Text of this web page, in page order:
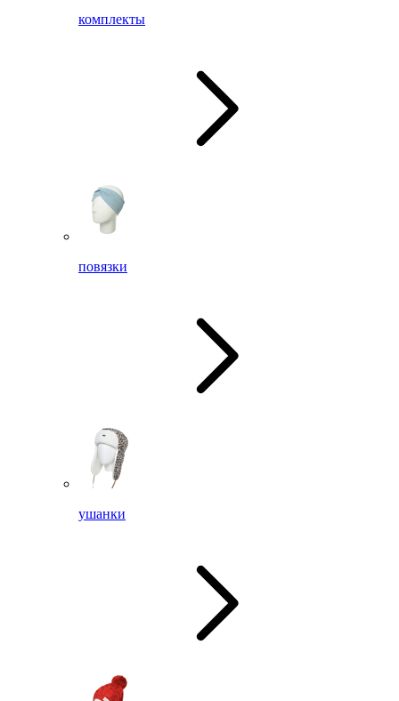
комплекты
повязки
ушанки